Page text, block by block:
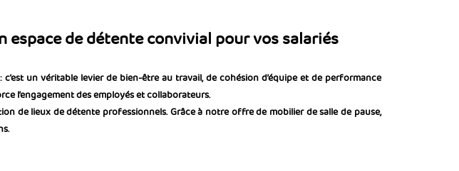
espace de détente convivial pour vos salariés
un véritable levier de bien-être au travail, de cohésion d’équipe et de performance
l’engagement des employés et collaborateurs.
de lieux de détente professionnels. Grâce à notre offre de mobilier de salle de pause,